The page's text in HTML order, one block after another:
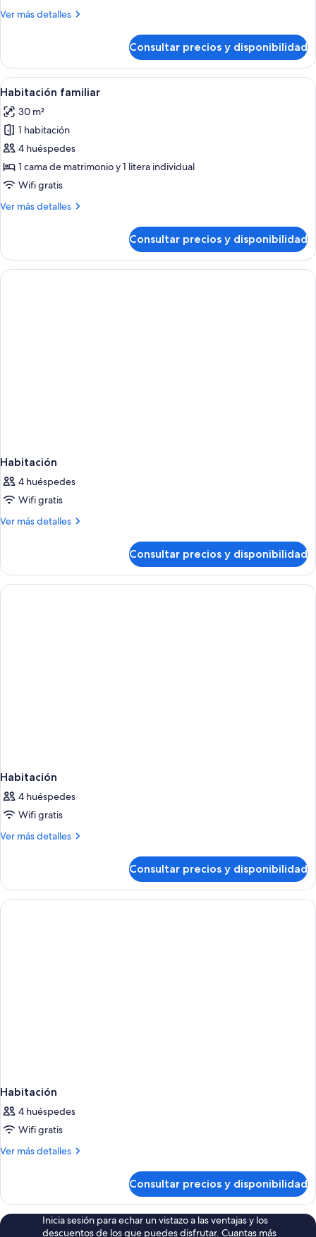
al
Ver más detalles
Más
individual,
vistas
al
Consultar precios y disponibilidad
Abrir
todas
las
fotos
de
Habitación
familiar
Una habitación de hotel con una
4
Habitación familiar
30 m²
1 habitación
4 huéspedes
1 cama de matrimonio y 1 litera individual
Wifi gratis
Ver más detalles
Más
familiar
Consultar precios y disponibilidad
Habitación
4 huéspedes
Wifi gratis
Ver más detalles
Más
Consultar precios y disponibilidad
Habitación
4 huéspedes
Wifi gratis
Ver más detalles
Más
Consultar precios y disponibilidad
Habitación
4 huéspedes
Wifi gratis
Ver más detalles
Más
Consultar precios y disponibilidad
Inicia sesión para echar un vistazo a las ventajas y los
descuentos de los que puedes disfrutar. Cuantas más